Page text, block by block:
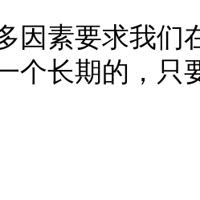
因素要求我们
个长期的，只